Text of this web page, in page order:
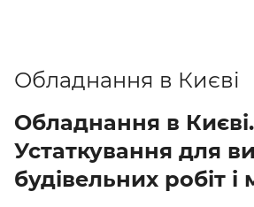
Обладнання в Києві
Обладнання в Києві.
Устаткування для
будівельних робіт і